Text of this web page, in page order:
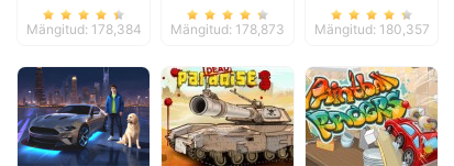
Mängitud: 178,384
Dungeon
Adventure
Mängitud: 178,873
Winter Adventure
Mängitud: 180,357